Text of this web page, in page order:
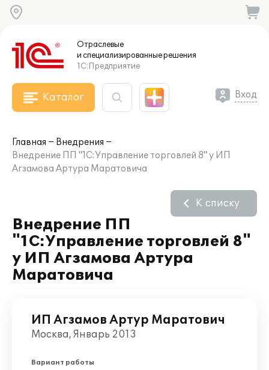
Отраслевые
и специализированныерешения
1С:Предприятие
Каталог Вход
Главная
Внедрения
Внедрение ПП "1С:Управление торговлей 8" у ИП
Агзамова Артура Маратовича
Внедрение ПП
"1С:Управление торговлей 8"
у ИП Агзамова Артура
Маратовича
К списку
ИП Агзамов Артур Маратович
Москва, Январь 2013
Вариант работы